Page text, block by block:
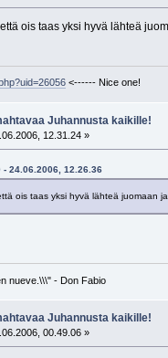
ois taas yksi hyvä lähteä
<------ Nice one!
Juhannusta kaikille!
12.31.24 »
24.06.2006, 12.26.36
ois taas yksi hyvä lähteä juomaan ja
nueve.\\\" - Don Fabio
Juhannusta kaikille!
00.49.06 »